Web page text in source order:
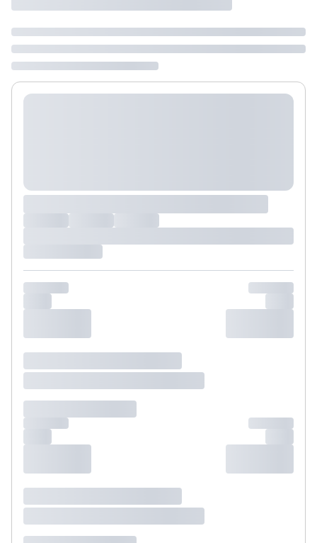
pokoju (lub apartamencie, willi itd.). Wybierz jedną z ofert z listy
i zarezerwuj ją. Zrób oddzielne rezerwacje dla każdego
kolejnego pokoju lubskontaktuj się z nami,by złożyć
zamówienie u naszego doradcy.
Maksymalna liczba uczestników
maksymalny limit dla 1 pokoju.